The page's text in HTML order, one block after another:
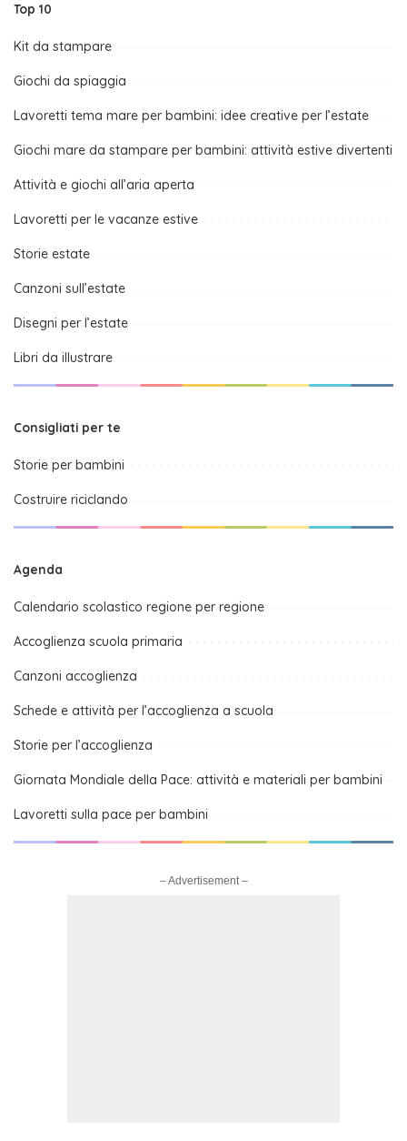
Top 10
Kit da stampare
Giochi da spiaggia
Lavoretti tema mare per bambini: idee creative per l’estate
Giochi mare da stampare per bambini: attività estive divertenti
Attività e giochi all’aria aperta
Lavoretti per le vacanze estive
Storie estate
Canzoni sull’estate
Disegni per l’estate
Libri da illustrare
Consigliati per te
Storie per bambini
Costruire riciclando
Agenda
Calendario scolastico regione per regione
Accoglienza scuola primaria
Canzoni accoglienza
Schede e attività per l’accoglienza a scuola
Storie per l’accoglienza
Giornata Mondiale della Pace: attività e materiali per bambini
Lavoretti sulla pace per bambini
– Advertisement –